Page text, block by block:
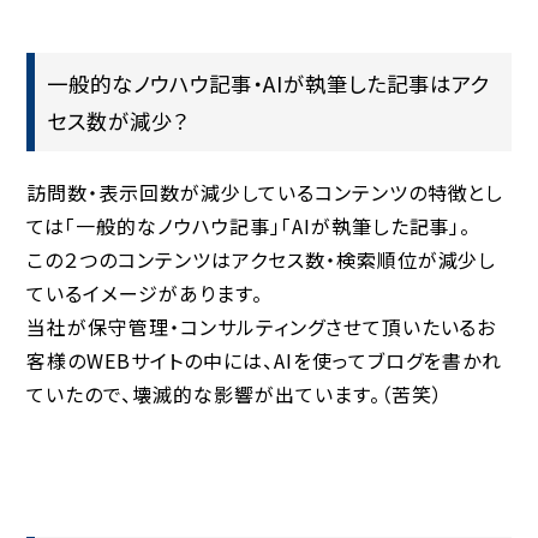
一般的なノウハウ記事・AIが執筆した記事はアク
セス数が減少？
訪問数・表示回数が減少しているコンテンツの特徴とし
ては「一般的なノウハウ記事」「AIが執筆した記事」。
この２つのコンテンツはアクセス数・検索順位が減少し
ているイメージがあります。
当社が保守管理・コンサルティングさせて頂いたいるお
客様のWEBサイトの中には、AIを使ってブログを書かれ
ていたので、壊滅的な影響が出ています。（苦笑）